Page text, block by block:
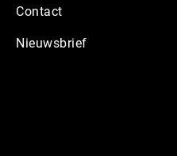
Contact
Nieuwsbrief